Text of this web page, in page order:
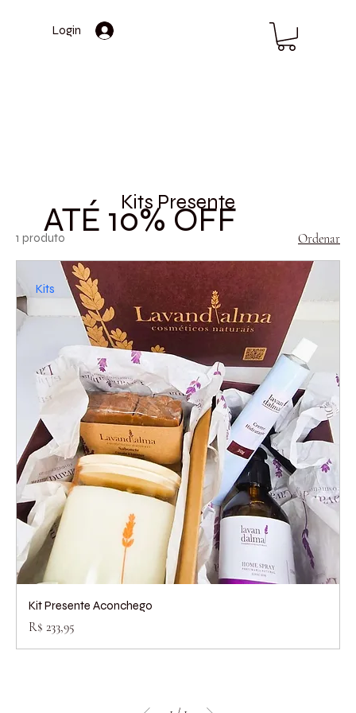
Login
Kits Presente
1 produto Ordenar
Kits
Kit Presente Aconchego
Preço
R$ 233,95
ATÉ 10% OFF